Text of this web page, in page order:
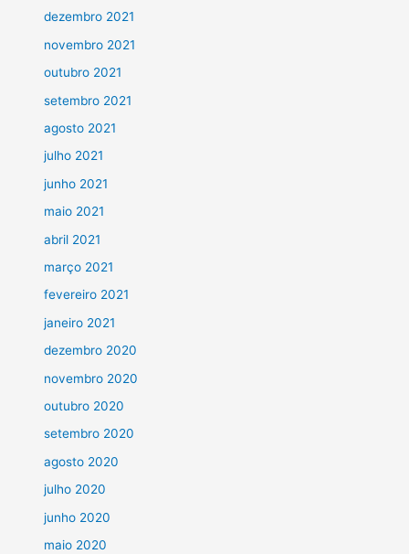
dezembro 2021
novembro 2021
outubro 2021
setembro 2021
agosto 2021
julho 2021
junho 2021
maio 2021
abril 2021
março 2021
fevereiro 2021
janeiro 2021
dezembro 2020
novembro 2020
outubro 2020
setembro 2020
agosto 2020
julho 2020
junho 2020
maio 2020